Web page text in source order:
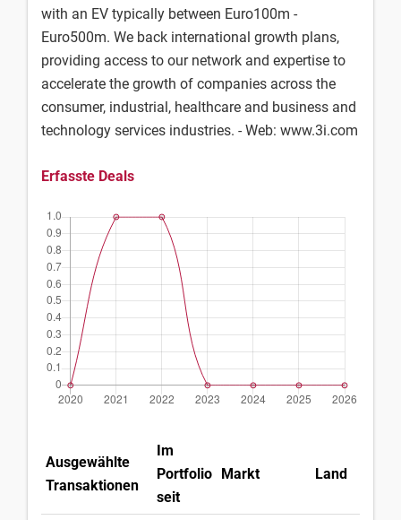
with an EV typically between Euro100m -
Euro500m. We back international growth plans,
providing access to our network and expertise to
accelerate the growth of companies across the
consumer, industrial, healthcare and business and
technology services industries. - Web: www.3i.com
Erfasste Deals
Ausgewählte
Transaktionen
Im
Portfolio
seit
Markt Land